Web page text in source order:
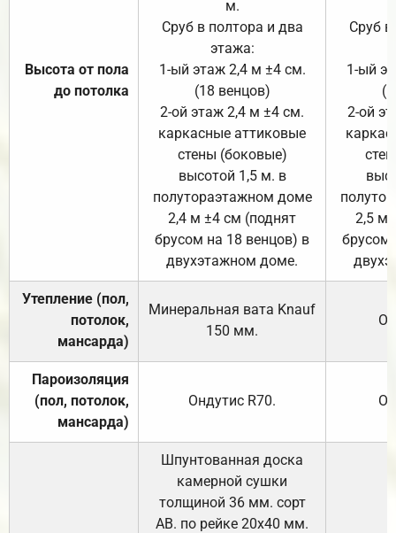
Высота от пола
до потолка
м.
Сруб в полтора и два
этажа:
1-ый этаж 2,4 м ±4 см.
(18 венцов)
2-ой этаж 2,4 м ±4 см.
каркасные аттиковые
стены (боковые)
высотой 1,5 м. в
полутораэтажном доме
2,4 м ±4 см (поднят
брусом на 18 венцов) в
двухэтажном доме.
Сруб
1-ый
2-ой
2,5 м
брусом
Утепление (пол,
потолок,
мансарда)
Минеральная вата Knauf
150 мм.
Пароизоляция
(пол, потолок,
мансарда)
Ондутис R70.
Шпунтованная доска
камерной сушки
толщиной 36 мм. сорт
АВ. по рейке 20х40 мм.